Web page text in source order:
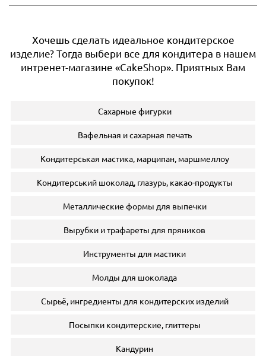
Хочешь сделать идеальное кондитерское
изделие? Тогда выбери все для кондитера в нашем
интренет-магазине «CakeShop». Приятных Вам
покупок!
Сахарные фигурки
Вафельная и сахарная печать
Кондитерськая мастика, марципан, маршмеллоу
Кондитерський шоколад, глазурь, какао-продукты
Металлические формы для выпечки
Вырубки и трафареты для пряников
Инструменты для мастики
Молды для шоколада
Сырьё, ингредиенты для кондитерских изделий
Посыпки кондитерские, глиттеры
Кандурин